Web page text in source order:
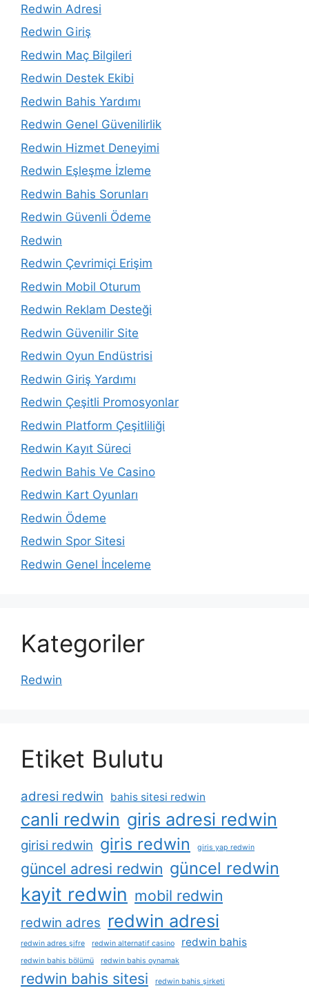
Redwin Adresi
Redwin Giriş
Redwin Maç Bilgileri
Redwin Destek Ekibi
Redwin Bahis Yardımı
Redwin Genel Güvenilirlik
Redwin Hizmet Deneyimi
Redwin Eşleşme İzleme
Redwin Bahis Sorunları
Redwin Güvenli Ödeme
Redwin
Redwin Çevrimiçi Erişim
Redwin Mobil Oturum
Redwin Reklam Desteği
Redwin Güvenilir Site
Redwin Oyun Endüstrisi
Redwin Giriş Yardımı
Redwin Çeşitli Promosyonlar
Redwin Platform Çeşitliliği
Redwin Kayıt Süreci
Redwin Bahis Ve Casino
Redwin Kart Oyunları
Redwin Ödeme
Redwin Spor Sitesi
Redwin Genel İnceleme
Kategoriler
Redwin
Etiket Bulutu
adresi redwin bahis sitesi redwin
canli redwin giris adresi redwin
girisi redwin giris redwin giris yap redwin
güncel adresi redwin güncel redwin
kayit redwin mobil redwin
redwin adres redwin adresi
redwin adres şifre redwin alternatif casino redwin bahis
redwin bahis bölümü redwin bahis oynamak
redwin bahis sitesi redwin bahis şirketi